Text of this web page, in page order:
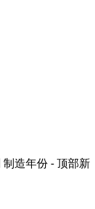
制造年份 - 顶部新